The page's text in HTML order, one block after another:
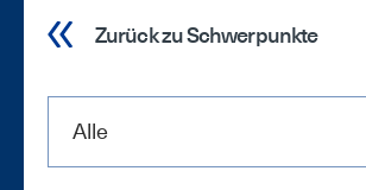
Zurück zu Schwerpunkte
Alle